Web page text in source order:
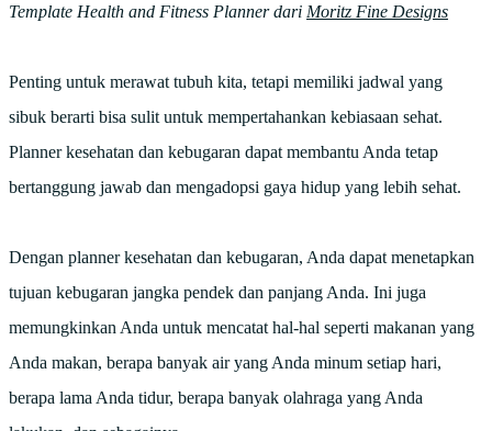
Template Health and Fitness Planner dari Moritz Fine Designs
Penting untuk merawat tubuh kita, tetapi memiliki jadwal yang
sibuk berarti bisa sulit untuk mempertahankan kebiasaan sehat.
Planner kesehatan dan kebugaran dapat membantu Anda tetap
bertanggung jawab dan mengadopsi gaya hidup yang lebih sehat.
Dengan planner kesehatan dan kebugaran, Anda dapat menetapkan
tujuan kebugaran jangka pendek dan panjang Anda. Ini juga
memungkinkan Anda untuk mencatat hal-hal seperti makanan yang
Anda makan, berapa banyak air yang Anda minum setiap hari,
berapa lama Anda tidur, berapa banyak olahraga yang Anda